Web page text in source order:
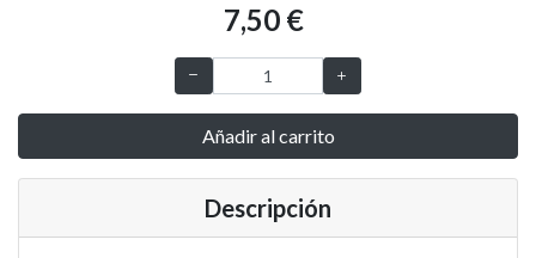
7,50 €
Añadir al carrito
Descripción